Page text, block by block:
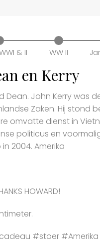
& II WW II
en Kerry
Dean. John Kerry
Zaken. Hij stond
omvatte dienst in
politicus en
2004. Amerika
HOWARD!
#stoer #Amerika